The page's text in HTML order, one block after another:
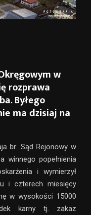
w
rozprawa
Byłego
ma dzisiaj na
br. Sąd Rejonowy w
winnego popełnienia
i wymierzył
i czterech miesięcy
w wysokości 15000
karny tj. zakaz